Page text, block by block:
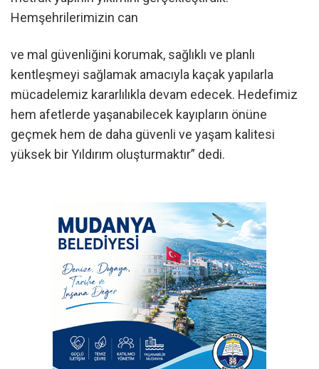
Hemşehrilerimizin can
ve mal güvenliğini korumak, sağlıklı ve planlı
kentleşmeyi sağlamak amacıyla kaçak yapılarla
mücadelemiz kararlılıkla devam edecek. Hedefimiz
hem afetlerde yaşanabilecek kayıpların önüne
geçmek hem de daha güvenli ve yaşam kalitesi
yüksek bir Yıldırım oluşturmaktır” dedi.